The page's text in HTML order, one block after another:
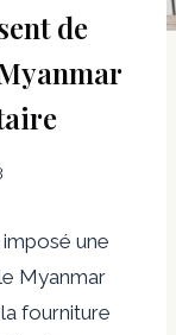
de
une
Myanmar
fourniture